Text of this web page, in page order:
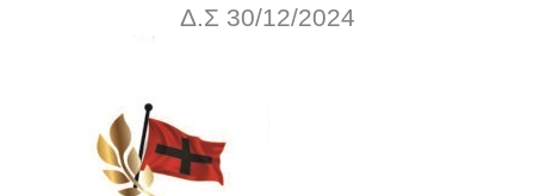
Δ.Σ 30/12/2024